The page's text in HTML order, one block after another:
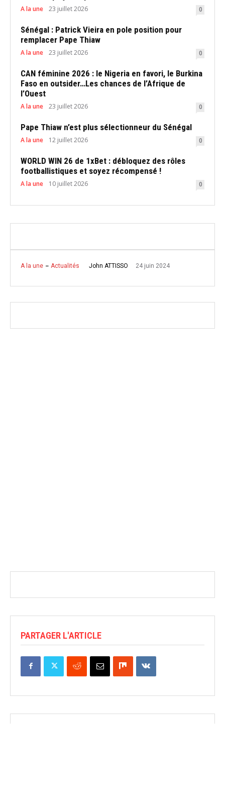
A la une 23 juillet 2026 0
Sénégal : Patrick Vieira en pole position pour
remplacer Pape Thiaw
A la une 23 juillet 2026 0
CAN féminine 2026 : le Nigeria en favori, le Burkina
Faso en outsider…Les chances de l’Afrique de
l’Ouest
A la une 23 juillet 2026 0
Pape Thiaw n’est plus sélectionneur du Sénégal
A la une 12 juillet 2026 0
WORLD WIN 26 de 1xBet : débloquez des rôles
footballistiques et soyez récompensé !
A la une 10 juillet 2026 0
A la une Actualités John ATTISSO 24 juin 2024
PARTAGER L'ARTICLE